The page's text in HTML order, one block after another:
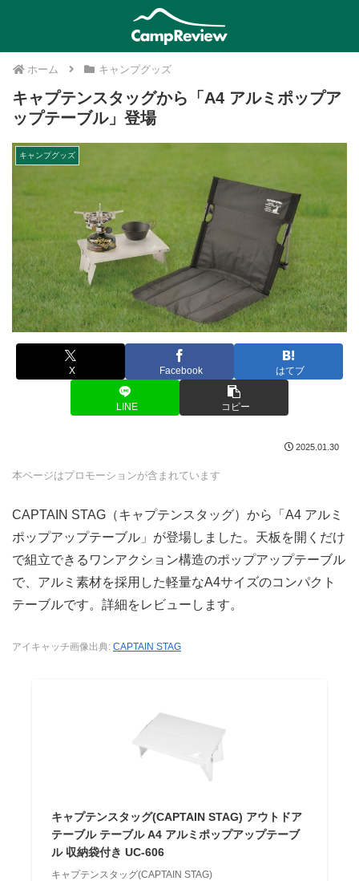
ホーム キャンプグッズ
キャプテンスタッグから「A4 アルミポップア
ップテーブル」登場
キャンプグッズ
X Facebook はてブ
LINE コピー
2025.01.30
本ページはプロモーションが含まれています
CAPTAIN STAG（キャプテンスタッグ）から「A4 アルミ
ポップアップテーブル」が登場しました。天板を開くだけ
で組立できるワンアクション構造のポップアップテーブル
で、アルミ素材を採用した軽量なA4サイズのコンパクト
テーブルです。詳細をレビューします。
アイキャッチ画像出典: CAPTAIN STAG
キャプテンスタッグ(CAPTAIN STAG) アウトドア
テーブル テーブル A4 アルミポップアップテーブ
ル 収納袋付き UC-606
キャプテンスタッグ(CAPTAIN STAG)